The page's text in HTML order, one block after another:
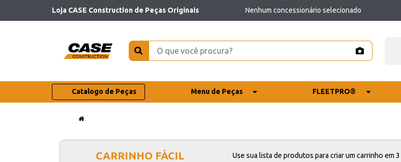
Loja CASE Construction de Peças Originais Nenhum concessionário selecionado
Catalogo de Peças Menu de Peças FLEETPRO®
CARRINHO FÁCIL Use sua lista de produtos para criar um carrinho em